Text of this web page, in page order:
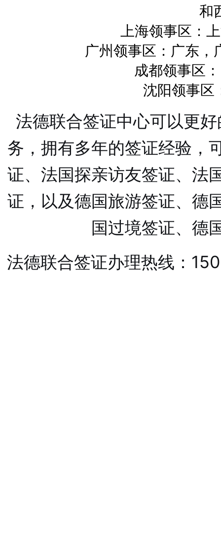
和
上海领事区：
广州领事区：广东，
成都领事区
沈阳领事区
法德联合签证中心可以更
务，拥有多年的签证经验，
证、法国探亲访友签证、法
证，以及德国旅游签证、德
国过境签证、德
法德联合签证办理热线：